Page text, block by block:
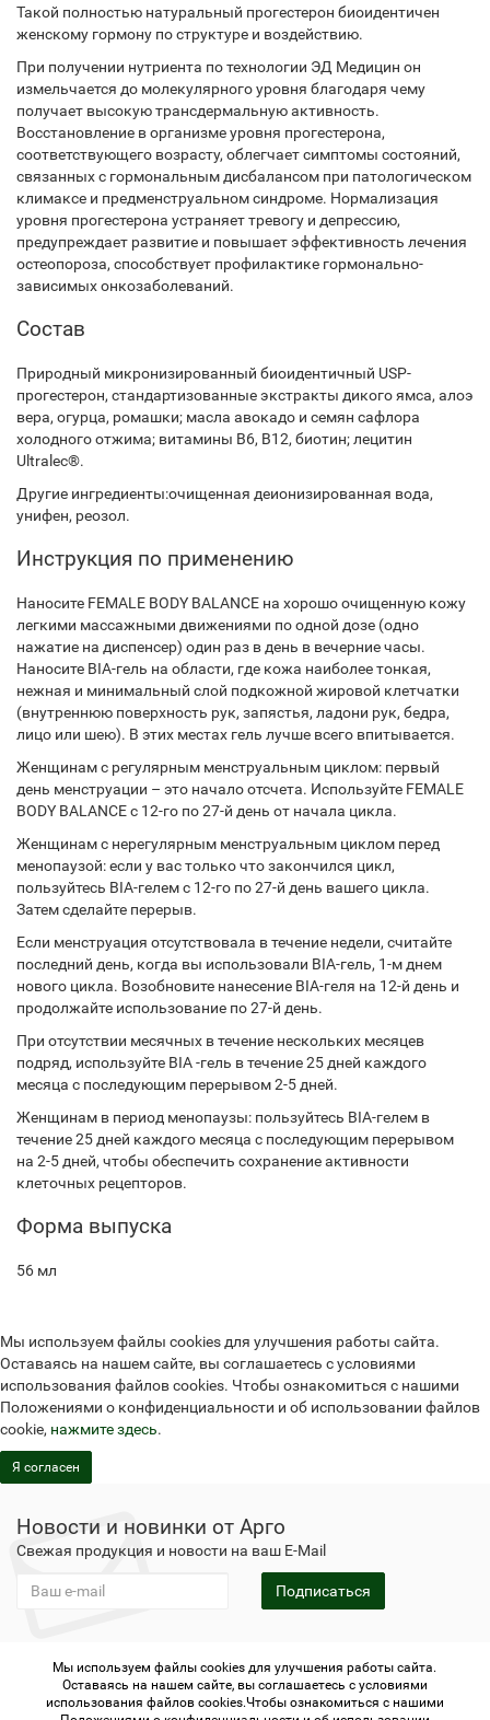
Такой полностью натуральный прогестерон биоидентичен
женскому гормону по структуре и воздействию.
При получении нутриента по технологии ЭД Медицин он
измельчается до молекулярного уровня благодаря чему
получает высокую трансдермальную активность.
Восстановление в организме уровня прогестерона,
соответствующего возрасту, облегчает симптомы состояний,
связанных с гормональным дисбалансом при патологическом
климаксе и предменструальном синдроме. Нормализация
уровня прогестерона устраняет тревогу и депрессию,
предупреждает развитие и повышает эффективность лечения
остеопороза, способствует профилактике гормонально-
зависимых онкозаболеваний.
Состав
Природный микронизированный биоидентичный USP-
прогестерон, стандартизованные экстракты дикого ямса, алоэ
вера, огурца, ромашки; масла авокадо и семян сафлора
холодного отжима; витамины В6, В12, биотин; лецитин
Ultralec®.
Другие ингредиенты:очищенная деионизированная вода,
унифен, реозол.
Инструкция по применению
Наносите FEMALE BODY BALANCE на хорошо очищенную кожу
легкими массажными движениями по одной дозе (одно
нажатие на диспенсер) один раз в день в вечерние часы.
Наносите BIA-гель на области, где кожа наиболее тонкая,
нежная и минимальный слой подкожной жировой клетчатки
(внутреннюю поверхность рук, запястья, ладони рук, бедра,
лицо или шею). В этих местах гель лучше всего впитывается.
Женщинам с регулярным менструальным циклом: первый
день менструации – это начало отсчета. Используйте FEMALE
BODY BALANCE с 12-го по 27-й день от начала цикла.
Женщинам с нерегулярным менструальным циклом перед
менопаузой: если у вас только что закончился цикл,
пользуйтесь BIA-гелем с 12-го по 27-й день вашего цикла.
Затем сделайте перерыв.
Если менструация отсутствовала в течение недели, считайте
последний день, когда вы использовали BIA-гель, 1-м днем
нового цикла. Возобновите нанесение BIA-геля на 12-й день и
продолжайте использование по 27-й день.
При отсутствии месячных в течение нескольких месяцев
подряд, используйте BIA -гель в течение 25 дней каждого
месяца с последующим перерывом 2-5 дней.
Женщинам в период менопаузы: пользуйтесь BIA-гелем в
течение 25 дней каждого месяца с последующим перерывом
на 2-5 дней, чтобы обеспечить сохранение активности
клеточных рецепторов.
Форма выпуска
56 мл
Мы используем файлы cookies для улучшения работы сайта.
Оставаясь на нашем сайте, вы соглашаетесь с условиями
использования файлов cookies. Чтобы ознакомиться с нашими
Положениями о конфиденциальности и об использовании файлов
cookie, нажмите здесь.
Я согласен
Новости и новинки от Арго
Свежая продукция и новости на ваш E-Mail
Подписаться
Не является публичной офертой
Политика
конфиденциальности
Не является публичной офертой
Мы используем файлы cookies для улучшения работы сайта.
Оставаясь на нашем сайте, вы соглашаетесь с условиями
использования файлов cookies.Чтобы ознакомиться с нашими